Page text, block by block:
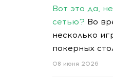
Вот это да,
сетью? Во
несколько
покерных
08 июня 2026